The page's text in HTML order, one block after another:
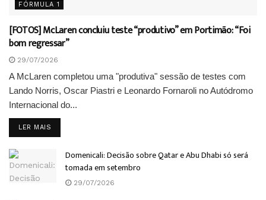
FÓRMULA 1
[FOTOS] McLaren concluiu teste “produtivo” em Portimão: “Foi
bom regressar”
29/07/2026
A McLaren completou uma "produtiva" sessão de testes com
Lando Norris, Oscar Piastri e Leonardo Fornaroli no Autódromo
Internacional do...
LER MAIS
Domenicali: Decisão sobre Qatar e Abu Dhabi só será
tomada em setembro
29/07/2026